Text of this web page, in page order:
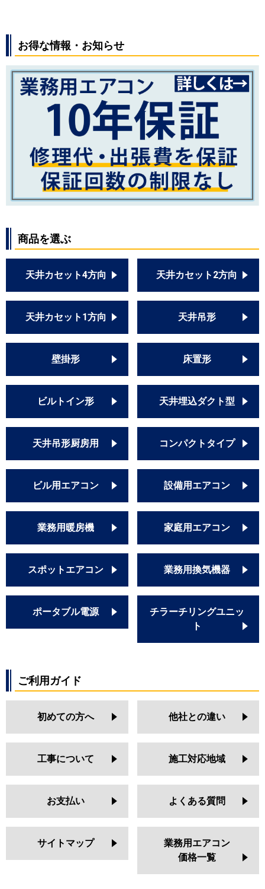
お得な情報・お知らせ
商品を選ぶ
天井カセット4方向 天井カセット2方向
天井カセット1方向 天井吊形
壁掛形 床置形
ビルトイン形 天井埋込ダクト型
天井吊形厨房用 コンパクトタイプ
ビル用エアコン 設備用エアコン
業務用暖房機 家庭用エアコン
スポットエアコン 業務用換気機器
ポータブル電源
チラーチリングユニッ
ト
ご利用ガイド
初めての方へ 他社との違い
工事について 施工対応地域
お支払い よくある質問
サイトマップ
業務用エアコン
価格一覧